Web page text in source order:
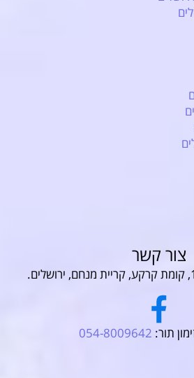
צור קשר
תור: 054-8009642